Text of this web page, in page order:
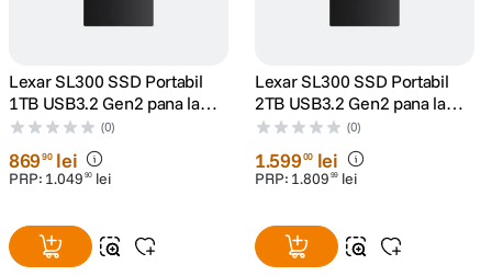
card memorie
9. dji mic mini
10 . dji osmo
Lexar SL300 SSD Portabil
1TB USB3.2 Gen2 pana la
R1050/W1000
(0)
86990 lei
PRP: 1.049 90 lei
Lexar SL300 SSD Portabil
2TB USB3.2 Gen2 pana la
R1050/W1000
(0)
1.59900 lei
PRP: 1.809 99 lei